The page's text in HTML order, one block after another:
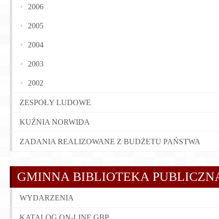
2006
2005
2004
2003
2002
ZESPOŁY LUDOWE
KUŹNIA NORWIDA
ZADANIA REALIZOWANE Z BUDŻETU PAŃSTWA
GMINNA BIBLIOTEKA
WYDARZENIA
KATALOG ON-LINE GBP